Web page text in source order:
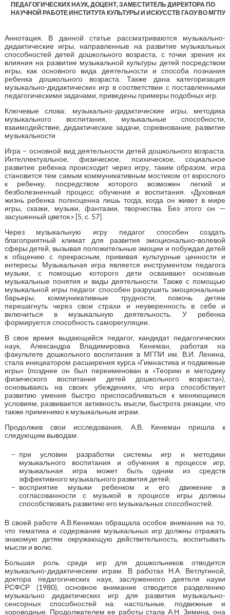
ПЕДАГОГИЧЕСКИХ НАУК, ДОЦЕНТ, ЗАМЕСТИТЕЛЬ ДИРЕКТОРА ПО
НАУЧНОЙ РАБОТЕ ИНСТИТУТА КУЛЬТУРЫ И ИСКУССТВ ГАОУ ВО МГПУ
Аннотация. В данной статье рассматриваются музыкально-
дидактические игры, направленные на развитие музыкальных
способностей детей дошкольного возраста, с точки зрения их
влияния на развитие музыкальной культуры детей посредством
игры, как основного вида деятельности и способа познания
ребенка дошкольного возраста. Также дана категоризация
музыкально-дидактических игр в соответствии с поставленными
педагогическими задачами, приведены примеры подобных игр.
Ключевые слова: музыкально-дидактические игры, методика
музыкального воспитания, музыкальные способности,
взаимодействие, дидактические задачи, соревнование, развитие
музыкальности
Игра – основной вид деятельности детей дошкольного возраста.
Интеллектуальное, физическое, психическое, социальное
развитие ребенка происходит через игру, таким образом, игра
становится тем самым коммуникативным мостиком от взрослого
к ребенку, посредством которого возможен легкий и
безболезненный процесс обучения и воспитания. «Духовная
жизнь ребенка полноценна лишь тогда, когда он живет в мире
игры, сказки, музыки, фантазии, творчества. Без этого он —
засушенный цветок.» [5, с. 57].
Через музыкальную игру педагог способен создать
благоприятный климат для развития эмоционально-волевой
сферы детей, вызывая положительные эмоции и побуждая детей
к общению с прекрасным, прививая культурные ценности и
интересы. Музыкальная игра является инструментом педагога
музыки, с помощью которого дети осваивают основные
музыкальные понятия и виды деятельности. Также с помощью
музыкальной игры педагог способен разрушить эмоциональные
барьеры, коммуникативные трудности, помочь детям
перешагнуть через свои страхи и неуверенность в себе и
включиться в музыкальную деятельность. У ребенка
формируется способность саморегуляции.
В свое время выдающийся педагог, кандидат педагогических
наук, Александра Владимировна Кенеман, работая на
факультете дошкольного воспитания в МГПИ им. В.И. Ленина,
стала инициатором расширения курса «Гимнастика и подвижные
игры» (позднее он был переименован в «Теорию и методику
физического воспитания детей дошкольного возраста»),
основываясь на своих убеждениях, что игра способствует
развитию умения быстро приспосабливаться к меняющимся
условиям, развивается активность мысли, быстрота реакции, что
также применимо к музыкальным играм.
Продолжив свои исследования, А.В. Кенеман пришла к
следующим выводам:
при условии разработки системы игр и методики
музыкального воспитания и обучения в процессе игр,
музыкальная игра может быть одним из средств
эффективного музыкального развития детей;
восприятие музыки ребенком и его движение в
согласованности с музыкой в процессе игры должны
способствовать развитию его музыкальных способностей.
В своей работе А.В.Кенеман обращала особое внимание на то,
что тематика и содержание музыкальных игр должны отражать
знакомую детям окружающую действительность, воспитывать
мысли и волю.
Большая роль среди игр для дошкольников отводится
музыкально-дидактическим играм. В работах Н.А. Ветлугиной,
доктора педагогических наук, заслуженного деятеля науки
РСФСР (1980), основное внимание отводится разделению
музыкально дидактических игр для развития музыкально-
сенсорных способностей на: настольные, подвижные и
хороводные. Продолжателем ее работы стала А.Н. Зимина, она